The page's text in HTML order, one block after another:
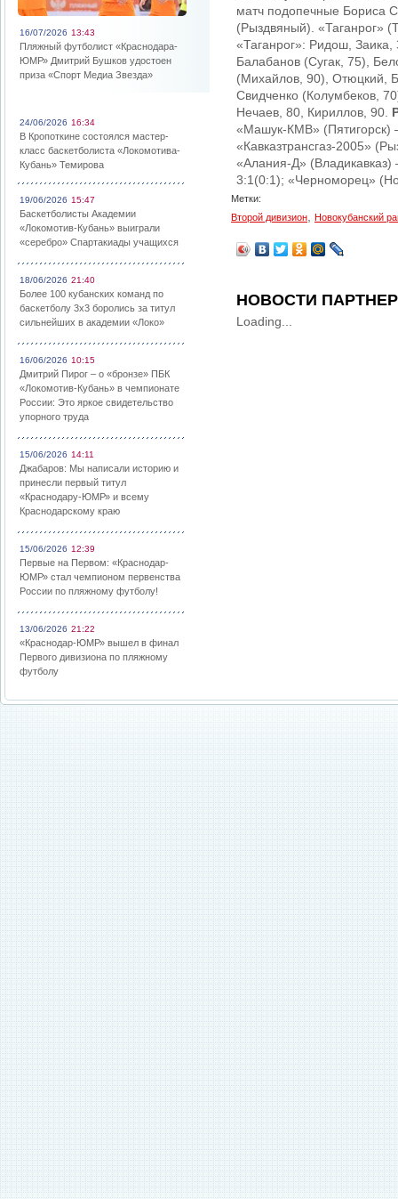
16/07/2026 13:43
Пляжный футболист «Краснодара-
ЮМР» Дмитрий Бушков удостоен
приза «Спорт Медиа Звезда»
24/06/2026 16:34
В Кропоткине состоялся мастер-
класс баскетболиста «Локомотива-
Кубань» Темирова
19/06/2026 15:47
Баскетболисты Академии
«Локомотив-Кубань» выиграли
«серебро» Спартакиады учащихся
18/06/2026 21:40
Более 100 кубанских команд по
баскетболу 3х3 боролись за титул
сильнейших в академии «Локо»
16/06/2026 10:15
Дмитрий Пирог – о «бронзе» ПБК
«Локомотив-Кубань» в чемпионате
России: Это яркое свидетельство
упорного труда
15/06/2026 14:11
Джабаров: Мы написали историю и
принесли первый титул
«Краснодару-ЮМР» и всему
Краснодарскому краю
15/06/2026 12:39
Первые на Первом: «Краснодар-
ЮМР» стал чемпионом первенства
России по пляжному футболу!
13/06/2026 21:22
«Краснодар-ЮМР» вышел в финал
Первого дивизиона по пляжному
футболу
матч подопечные Бориса
(Рыздвяный). «Таганрог»
«Таганрог»: Ридош,
Балабанов (Сугак, 75),
(Михайлов, 90), Отюцкий,
Свидченко (Колумбеков,
Нечаев, 80, Кириллов, 90.
«Машук-КМВ» (Пятигорск)
«Кавказтрансгаз-2005»
«Алания-Д»
3:1(0:1); «Черноморец»
Метки:
Второй дивизион
Новокубанский
НОВОСТИ
Loading...